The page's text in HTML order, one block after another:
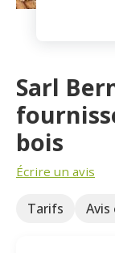
Sarl
bois
Écrire un avis
Tarifs Avis